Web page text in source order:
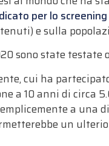
per lo
e sulla
sono state
cui ha
a 10 anni di circa
a
un